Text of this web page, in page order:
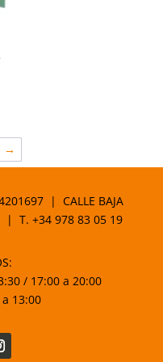
→
| CALLE BAJA
| T.+34 978 83 05 19
/ 17:00 a 20:00
13:00